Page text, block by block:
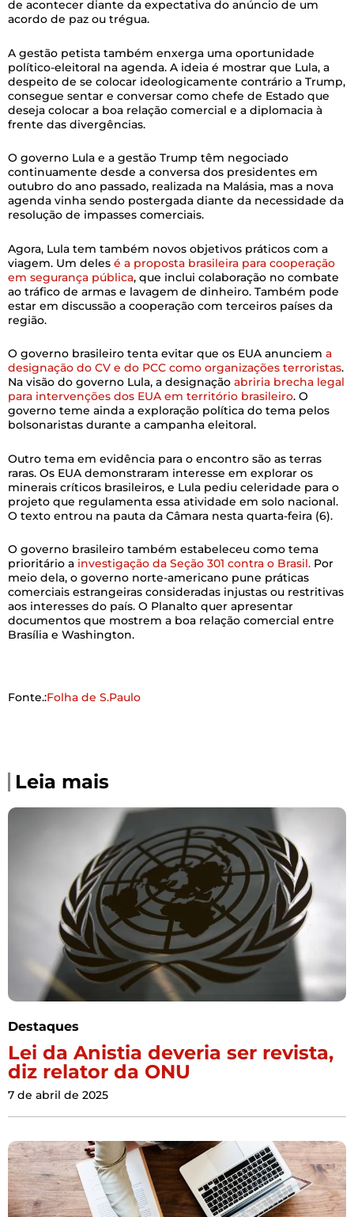
de acontecer diante da expectativa do anúncio de um
acordo de paz ou trégua.
A gestão petista também enxerga uma oportunidade
político-eleitoral na agenda. A ideia é mostrar que Lula, a
despeito de se colocar ideologicamente contrário a Trump,
consegue sentar e conversar como chefe de Estado que
deseja colocar a boa relação comercial e a diplomacia à
frente das divergências.
O governo Lula e a gestão Trump têm negociado
continuamente desde a conversa dos presidentes em
outubro do ano passado, realizada na Malásia, mas a nova
agenda vinha sendo postergada diante da necessidade da
resolução de impasses comerciais.
Agora, Lula tem também novos objetivos práticos com a
viagem. Um deles é a proposta brasileira para cooperação
em segurança pública, que inclui colaboração no combate
ao tráfico de armas e lavagem de dinheiro. Também pode
estar em discussão a cooperação com terceiros países da
região.
O governo brasileiro tenta evitar que os EUA anunciem a
designação do CV e do PCC como organizações terroristas.
Na visão do governo Lula, a designação abriria brecha legal
para intervenções dos EUA em território brasileiro. O
governo teme ainda a exploração política do tema pelos
bolsonaristas durante a campanha eleitoral.
Outro tema em evidência para o encontro são as terras
raras. Os EUA demonstraram interesse em explorar os
minerais críticos brasileiros, e Lula pediu celeridade para o
projeto que regulamenta essa atividade em solo nacional.
O texto entrou na pauta da Câmara nesta quarta-feira (6).
O governo brasileiro também estabeleceu como tema
prioritário a investigação da Seção 301 contra o Brasil. Por
meio dela, o governo norte-americano pune práticas
comerciais estrangeiras consideradas injustas ou restritivas
aos interesses do país. O Planalto quer apresentar
documentos que mostrem a boa relação comercial entre
Brasília e Washington.
Fonte.:Folha de S.Paulo
Leia mais
Destaques
Lei da Anistia deveria ser revista,
diz relator da ONU
7 de abril de 2025